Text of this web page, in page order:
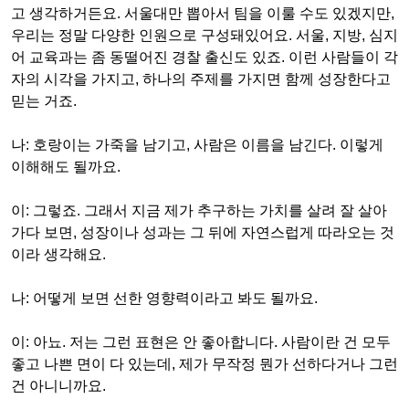
고 생각하거든요. 서울대만 뽑아서 팀을 이룰 수도 있겠지만,
우리는 정말 다양한 인원으로 구성돼있어요. 서울, 지방, 심지
어 교육과는 좀 동떨어진 경찰 출신도 있죠. 이런 사람들이 각
자의 시각을 가지고, 하나의 주제를 가지면 함께 성장한다고
믿는 거죠.
나: 호랑이는 가죽을 남기고, 사람은 이름을 남긴다. 이렇게
이해해도 될까요.
이 : 그렇죠. 그래서 지금 제가 추구하는 가치를 살려 잘 살아
가다 보면 , 성장이나 성과는 그 뒤에 자연스럽게 따라오는 것
이라 생각해요.
나: 어떻게 보면 선한 영향력이라고 봐도 될까요.
이 : 아뇨. 저는 그런 표현은 안 좋아합니다. 사람이란 건 모두
좋고 나쁜 면이 다 있는데 , 제가 무작정 뭔가 선하다거나 그런
건 아니니까요.